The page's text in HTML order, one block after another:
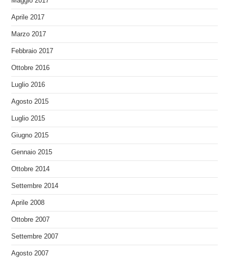
Aprile 2017
Marzo 2017
Febbraio 2017
Ottobre 2016
Luglio 2016
Agosto 2015
Luglio 2015
Giugno 2015
Gennaio 2015
Ottobre 2014
Settembre 2014
Aprile 2008
Ottobre 2007
Settembre 2007
Agosto 2007